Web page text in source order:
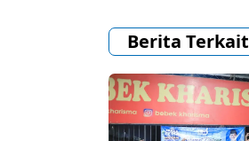
Berita Terkait